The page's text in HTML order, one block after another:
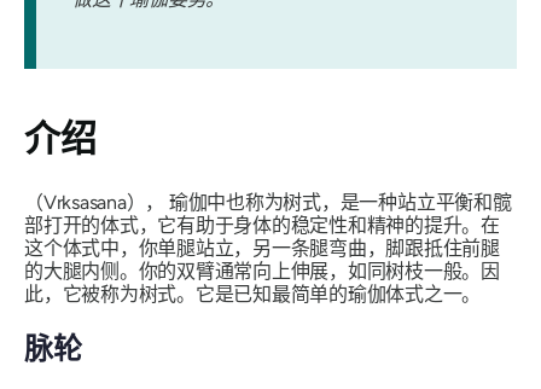
介绍
（Vrksasana），
瑜伽中也称为树式，是一种站立平衡和髋
部打开的体式，它有助于身体的稳定性和精神的提升。在
这个体式中，你单腿站立，另一条腿弯曲，脚跟抵住前腿
的大腿内侧。你的双臂通常向上伸展，如同树枝一般。因
此，它被称为树式。它是已知最简单的瑜伽体式之一。
脉轮